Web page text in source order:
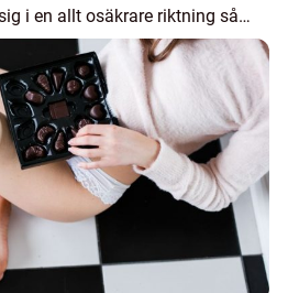
i en allt osäkrare riktning så